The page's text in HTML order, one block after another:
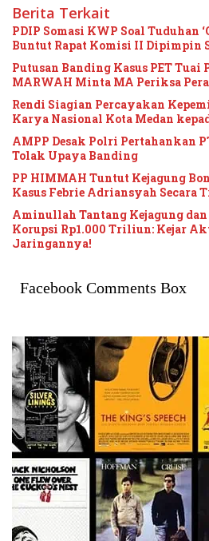
Berita Terkait
PDIP Somasi KWP Soal Tuduhan
Buntut Rapat Komisi II Dipimpin
Putusan Banding Kasus PET Tuai
MARWAH Minta MA Periksa
Rendi Siagian Percayakan
Karya Nasional Kota Medan
AMPP Desak Polri Pertahankan
Tolak Upaya Banding
PP HIMMAH Tuntut Kejagung
Kasus Febrie Adriansyah Secara
Aminullah Tantang Kejagung
Korupsi Rp1.000 Triliun: Kejar
Jaringannya!
Facebook Comments Box